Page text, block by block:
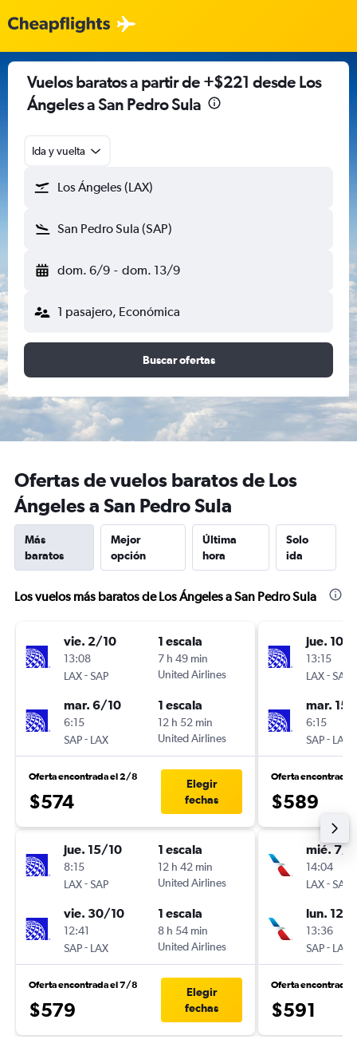
Vuelos baratos a partir de +$221 desde Los
Ángeles a San Pedro Sula
Ida y vuelta
Los Ángeles (LAX)
San Pedro Sula (SAP)
dom. 6/9 - dom. 13/9
1 pasajero, Económica
Buscar ofertas
Ofertas de vuelos baratos de Los
Ángeles a San Pedro Sula
Más
baratos
Mejor
opción
Última
hora
Solo
ida
Los vuelos más baratos de Los Ángeles a San Pedro Sula
vie. 2/10
13:08
LAX-SAP
1 escala
7 h 49 min
United Airlines
mar. 6/10
6:15
SAP- LAX
1 escala
12 h 52 min
United Airlines
Oferta encontrada el 2/8
$574
Elegir
fechas
jue. 15/10
8:15
LAX-SAP
1 escala
12 h 42 min
United Airlines
vie. 30/10
12:41
SAP- LAX
1 escala
8 h 54 min
United Airlines
Oferta encontrada el 7/8
$579
Elegir
fechas
jue. 10/
13:15
LAX-SAP
mar.
6:15
SAP- LAX
Oferta encontrada
$589
mié. 7/
14:04
LAX-SAP
lun. 12/
13:36
SAP- LAX
Oferta encontrada
$591